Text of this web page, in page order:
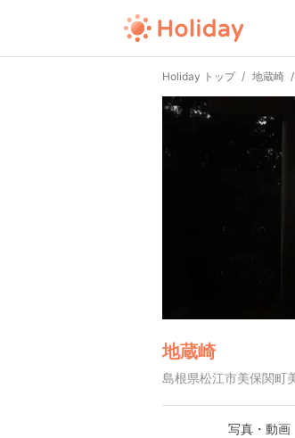
Holiday トップ 地蔵崎
地蔵崎
島根県松江市美保関町
写真・動画